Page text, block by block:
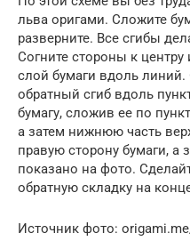
льва оригами. Сложите
разверните. Все сгибы
Согните стороны к центру
слой бумаги вдоль линий.
обратный сгиб вдоль
бумагу, сложив ее по
а затем нижнюю часть
правую сторону бумаги, а
показано на фото.
обратную складку на
Источник фото: